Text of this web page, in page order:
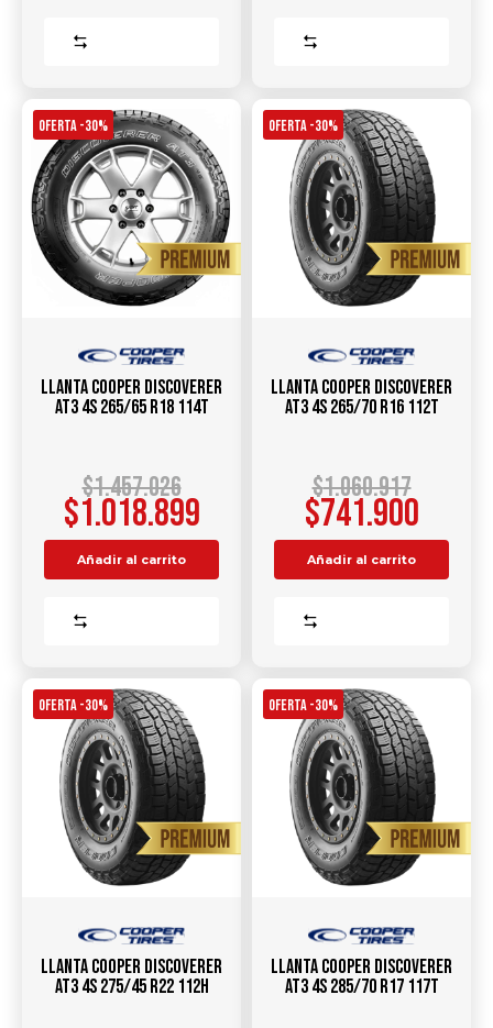
OFERTA -30%
Llanta COOPER Discoverer
AT3 4S 265/65 R18 114T
$1.457.026
$1.018.899
Añadir al carrito
OFERTA -30%
Llanta COOPER Discoverer
AT3 4S 265/70 R16 112T
$1.060.917
$741.900
Añadir al carrito
OFERTA -30%
Llanta COOPER Discoverer
AT3 4S 275/45 R22 112H
OFERTA -30%
Llanta COOPER Discoverer
AT3 4S 285/70 R17 117T